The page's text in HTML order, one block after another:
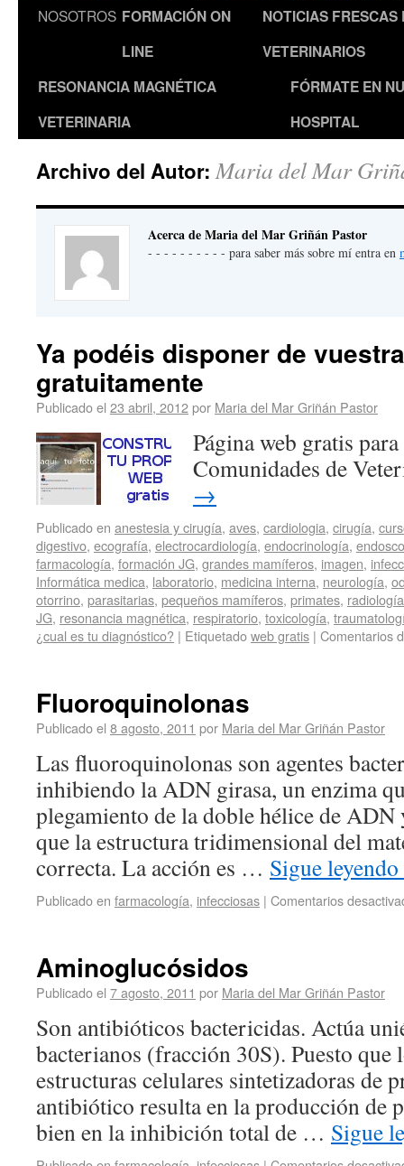
NOSOTROS FORMACIÓN ON
LINE
NOTICIAS FRESCAS
VETERINARIOS
RESONANCIA MAGNÉTICA
VETERINARIA
FÓRMATE EN
HOSPITAL
Archivo del Autor:Maria del Mar
Acerca de Maria del Mar Griñán Pastor
- - - - - - - - - - para saber más sobre mí entra en
Ya podéis disponer de
gratuitamente
Publicado el 23 abril, 2012por Maria del Mar Griñán Pastor
Página web gratis
Comunidades de
→
Publicado en anestesia y cirugía, aves, cardiologia, cirugía,
digestivo, ecografía, electrocardiología, endocrinología,
farmacología, formación JG, grandes mamíferos, imagen,
Informática medica, laboratorio, medicina interna, neurología,
otorrino, parasitarias, pequeños mamíferos, primates, radiología
JG, resonancia magnética, respiratorio, toxicología,
¿cual es tu diagnóstico? | Etiquetadoweb gratis | Comentarios
Fluoroquinolonas
Publicado el 8 agosto, 2011 por Maria del Mar Griñán Pastor
Las fluoroquinolonas son agentes
inhibiendo la ADN girasa, un enzima
plegamiento de la doble hélice de ADN
que la estructura tridimensional del
correcta. La acción es … Sigue leyendo
Publicado en farmacología, infecciosas | Comentarios
Aminoglucósidos
Publicado el 7 agosto, 2011 por Maria del Mar Griñán Pastor
Son antibióticos bactericidas. Actúa
bacterianos (fracción 30S). Puesto que
estructuras celulares sintetizadoras de
antibiótico resulta en la producción de
bien en la inhibición total de … Sigue